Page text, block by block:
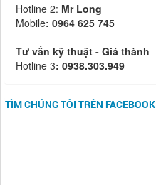
Hotline 2: Mr Long
Mobile: 0964 625 745
Tư vấn kỹ thuật - Giá thành
Hotline 3: 0938.303.949
TÌM CHÚNG TÔI TRÊN FACEBOOK